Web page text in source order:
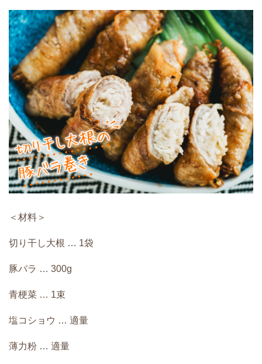
＜材料＞
切り干し大根 … 1袋
豚バラ … 300g
青梗菜 … 1束
塩コショウ … 適量
薄力粉 … 適量